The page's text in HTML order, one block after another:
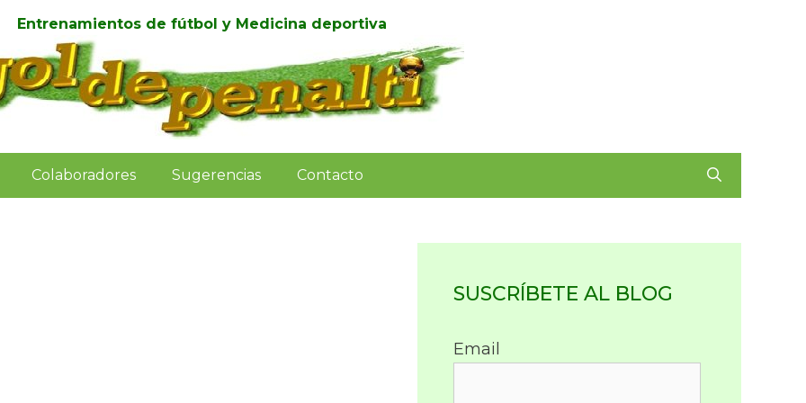
Entrenamientos de fútbol y Medicina deportiva
Colaboradores Sugerencias Contacto
SUSCRÍBETE AL BLOG
Email